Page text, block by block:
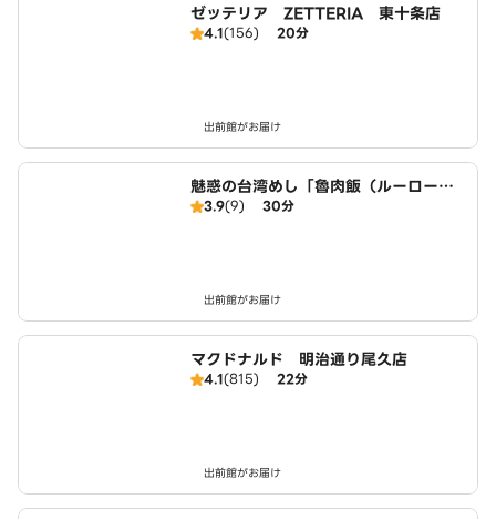
ゼッテリア ZETTERIA 東十条店
4.1(156) 20分
出前館がお届け
魅惑の台湾めし「魯肉飯（ルーローハ
ン）」 TAIWAN Lurou Rice 駒込
3.9(9) 30分
出前館がお届け
マクドナルド 明治通り尾久店
4.1(815) 22分
出前館がお届け